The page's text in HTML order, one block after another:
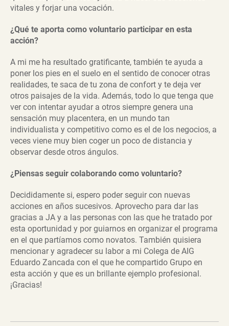
vitales y forjar una vocación.
¿Qué te aporta como voluntario participar en esta
acción?
A mi me ha resultado gratificante, también te ayuda a
poner los pies en el suelo en el sentido de conocer otras
realidades, te saca de tu zona de confort y te deja ver
otros paisajes de la vida. Además, todo lo que tenga que
ver con intentar ayudar a otros siempre genera una
sensación muy placentera, en un mundo tan
individualista y competitivo como es el de los negocios, a
veces viene muy bien coger un poco de distancia y
observar desde otros ángulos.
¿Piensas seguir colaborando como voluntario?
Decididamente si, espero poder seguir con nuevas
acciones en años sucesivos. Aprovecho para dar las
gracias a JA y a las personas con las que he tratado por
esta oportunidad y por guiarnos en organizar el programa
en el que partíamos como novatos. También quisiera
mencionar y agradecer su labor a mi Colega de AIG
Eduardo Zancada con el que he compartido Grupo en
esta acción y que es un brillante ejemplo profesional.
¡Gracias!